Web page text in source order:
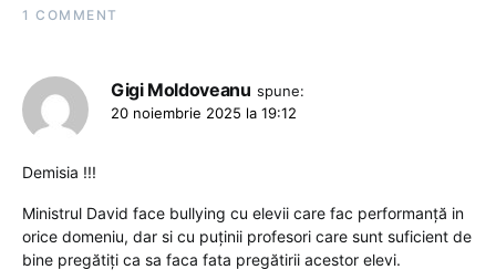
1 COMMENT
Gigi Moldoveanu spune:
20 noiembrie 2025 la 19:12
Demisia !!!
Ministrul David face bullying cu elevii care fac performanță in
orice domeniu, dar si cu puținii profesori care sunt suficient de
bine pregătiți ca sa faca fata pregătirii acestor elevi.